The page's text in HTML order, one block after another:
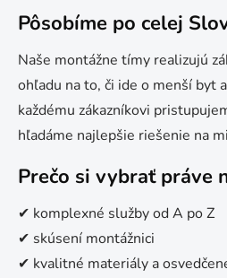
Pôsobíme po celej
Naše montážne tímy realizujú
ohľadu na to, či ide o menší byt
každému zákazníkovi
hľadáme najlepšie riešenie na
Prečo si vybrať práve
✔ komplexné služby od A po Z
✔ skúsení montážnici
✔ kvalitné materiály a